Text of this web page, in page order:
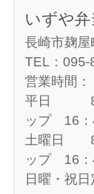
いずや
長崎市麹屋
TEL：095-
営業時間：
平日 8：
ップ 16：
土曜日 8
ップ 16：
日曜・祝日